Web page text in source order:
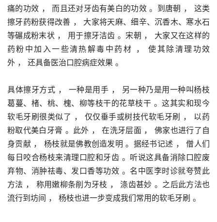
痛的功效 ， 而且还对牙齿有美白的功效 。到唐朝 ， 这类
擦牙药粉获得改善 ， 大家将天麻、细辛、沉香木、寒水石
等碾成粉末状 ， 用于擦牙洁齿 。宋朝 ， 大家又在这样的
药粉中加入一些清热解毒中药材 ， 使其除清理功效
外 ， 还具备医治口腔病症效果 。
具体擦牙方式 ， 一种是用手 ， 另一种乃是用一种叫杨枝
葛蔓、楮、桃、槐、柳等枝干的花草枝干 。这其实和现今
软毛牙刷很类似了 ， 仅仅垂手或树技代软毛牙刷 ， 以药
粉取代美白牙膏 。此外 ， 在洗牙层面 ， 佛家也进行了自
身贡献 ， 杨枝就是佛教创造发明 。据经书记述 ， 僧人们
每日咬合杨枝来清理口腔和牙齿 。听说这具备消除口腔废
弃物、消肿祛毒、发口香等功效 。名中医李时诊就夸赞此
方法 ， 称用嫩柳条削为牙枝 ， 涤齿甚妙 。之后此方法也
流行到坊间 ， 杨枝也进一步变成我们常用的软毛牙刷 。